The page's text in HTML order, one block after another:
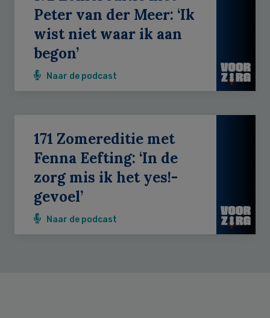
Peter van der Meer: ‘Ik
wist niet waar ik aan
begon’
Naar de podcast
171 Zomereditie met
Fenna Eefting: ‘In de
zorg mis ik het yes!-
gevoel’
Naar de podcast